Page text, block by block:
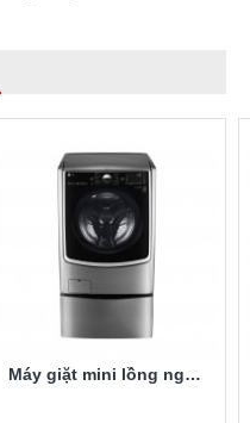
Máy giặt mini lồng ngang Twinwash LG T2735NWLV 3.5Kg